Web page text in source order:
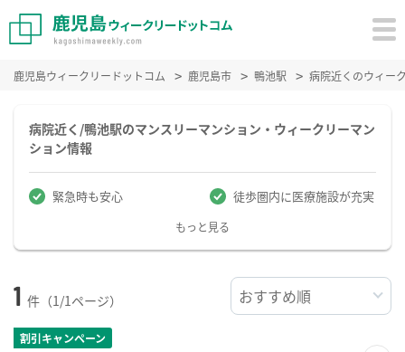
鹿児島ウィークリードットコム 鹿児島市 鴨池駅 病院近くのウィー
病院近く/鴨池駅のマンスリーマンション・ウィークリーマン
ション情報
緊急時も安心 徒歩圏内に医療施設が充実
もっと見る
1 件（1/1ページ）
割引キャンペーン